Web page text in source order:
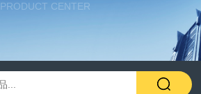
PRODUCT CENTER